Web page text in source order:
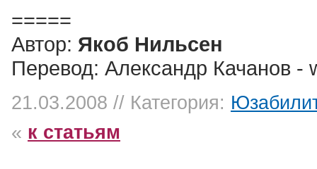
=====
Автор: Якоб Нильсен
Перевод: Александр Качанов -
21.03.2008 // Категория:
« к статьям